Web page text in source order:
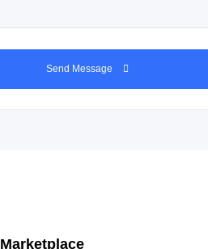
Send Message
Marketplace